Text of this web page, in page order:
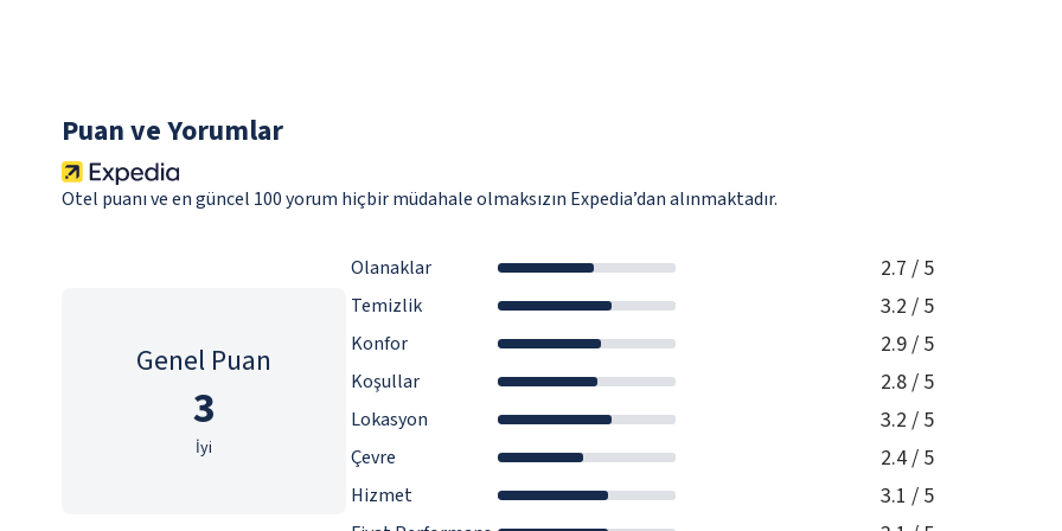
Puan ve Yorumlar
Otel puanı ve en güncel 100 yorum hiçbir müdahale olmaksızın Expedia’dan alınmaktadır.
Genel Puan
3
İyi
Olanaklar 2.7 / 5
Temizlik 3.2 / 5
Konfor 2.9/ 5
Koşullar 2.8/ 5
Lokasyon 3.2 / 5
Çevre 2.4/ 5
Hizmet 3.1 / 5